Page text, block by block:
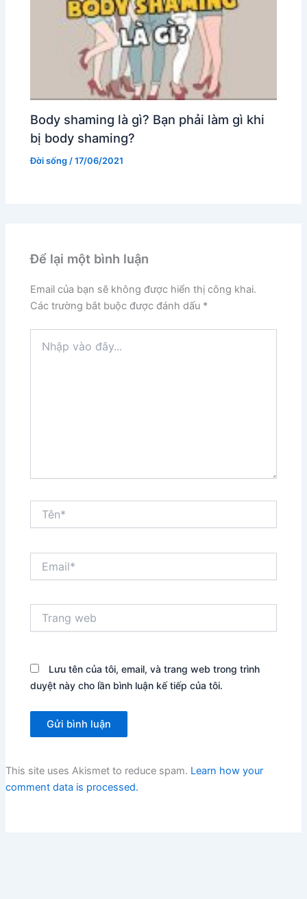
Body shaming là gì? Bạn phải làm gì khi
bị body shaming?
Đời sống /17/06/2021
Để lại một bình luận
Email của bạn sẽ không được hiển thị công khai.
Các trường bắt buộc được đánh dấu *
vào
web
Lưu tên của tôi, email, và trang web trong trình
duyệt này cho lần bình luận kế tiếp của tôi.
This site uses Akismet to reduce spam. Learn how your
comment data is processed.